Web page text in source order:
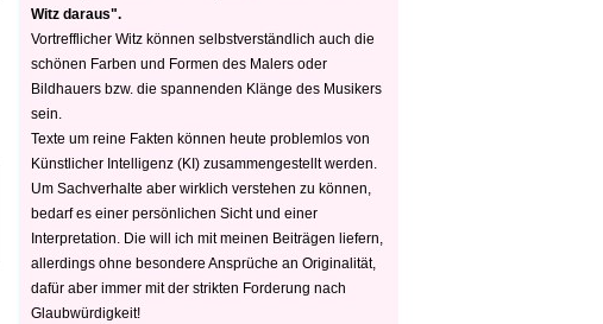
Witz daraus".
Vortrefflicher Witz können selbstverständlich auch die
schönen Farben und Formen des Malers oder
Bildhauers bzw. die spannenden Klänge des Musikers
sein.
Texte um reine Fakten können heute problemlos von
Künstlicher Intelligenz (KI) zusammengestellt werden.
Um Sachverhalte aber wirklich verstehen zu können,
bedarf es einer persönlichen Sicht und einer
Interpretation. Die will ich mit meinen Beiträgen liefern,
allerdings ohne besondere Ansprüche an Originalität,
dafür aber immer mit der strikten Forderung nach
Glaubwürdigkeit!